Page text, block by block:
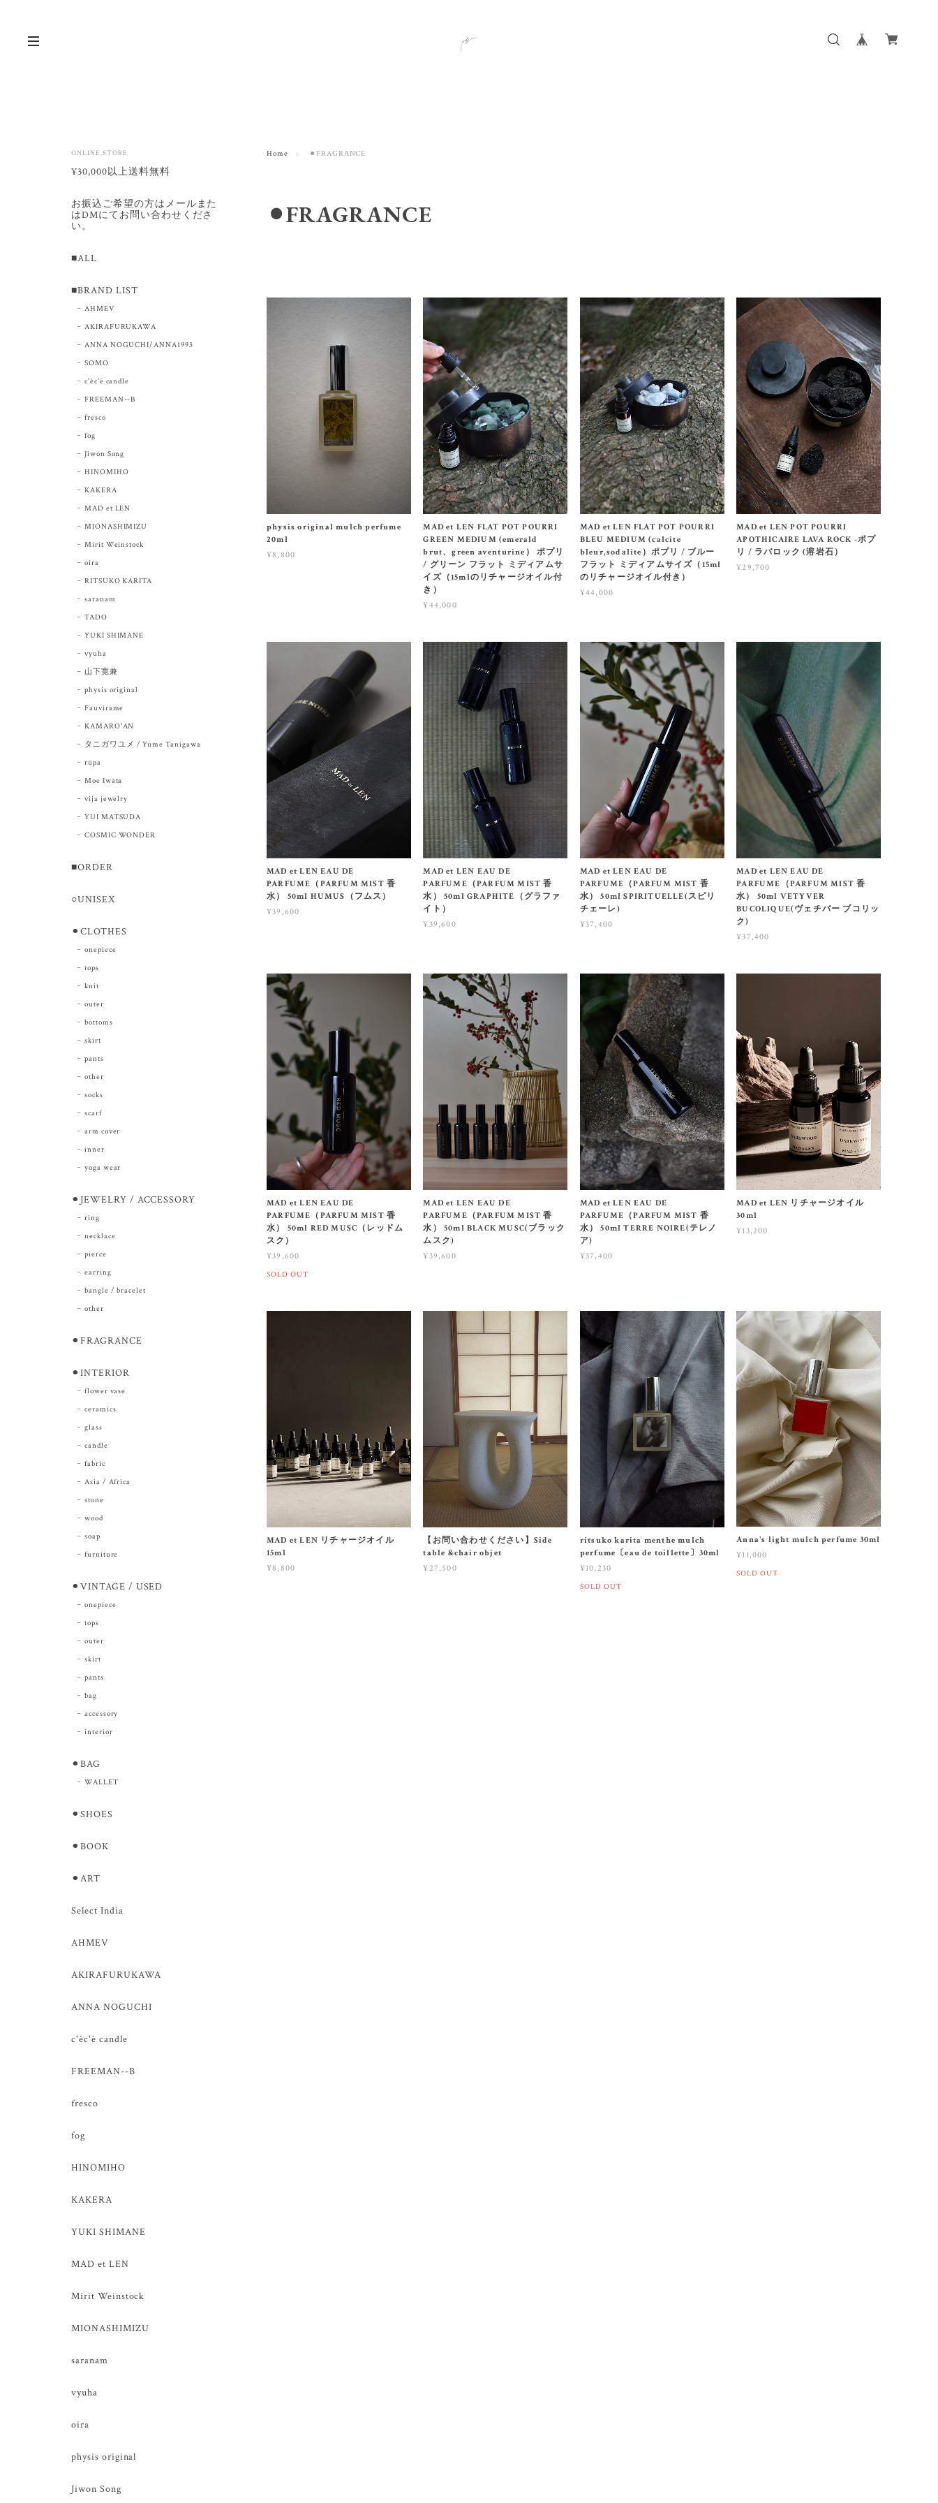
Home ⚫︎FRAGRANCE
⚫︎FRAGRANCE
physis original mulch perfume
20ml
¥8,800
MAD et LEN FLAT POT POURRI
GREEN MEDIUM (emerald
brut、green aventurine） ポプリ
/ グリーン フラット ミディアムサ
イズ（15mlのリチャージオイル付
き）
¥44,000
MAD et LEN FLAT POT POURRI
BLEU MEDIUM (calcite
bleur,sodalite）ポプリ / ブルー
フラット ミディアムサイズ（15ml
のリチャージオイル付き）
¥44,000
MAD et LEN POT POURRI
APOTHICAIRE LAVA ROCK -ポプ
リ / ラバロック (溶岩石）
¥29,700
MAD et LEN EAU DE
PARFUME（PARFUM MIST 香
水） 50ml HUMUS（フムス）
¥39,600
MAD et LEN EAU DE
PARFUME（PARFUM MIST 香
水） 50ml GRAPHITE（グラファ
イト）
¥39,600
MAD et LEN EAU DE
PARFUME（PARFUM MIST 香
水） 50ml SPIRITUELLE(スピリ
チェーレ)
¥37,400
MAD et LEN EAU DE
PARFUME（PARFUM MIST 香
水） 50ml VETYVER
BUCOLIQUE(ヴェチバー ブコリッ
ク)
¥37,400
MAD et LEN EAU DE
PARFUME（PARFUM MIST 香
水） 50ml RED MUSC（レッドム
スク）
¥39,600
SOLD OUT
MAD et LEN EAU DE
PARFUME（PARFUM MIST 香
水） 50ml BLACK MUSC(ブラック
ムスク)
¥39,600
MAD et LEN EAU DE
PARFUME（PARFUM MIST 香
水） 50ml TERRE NOIRE(テレノ
ア)
¥37,400
MAD et LEN リチャージオイル
30ml
¥13,200
MAD et LEN リチャージオイル
15ml
¥8,800
【お問い合わせください】Side
table &chair objet
¥27,500
ritsuko karita menthe mulch
perfume〔eau de toillette〕30ml
¥10,230
SOLD OUT
Anna's light mulch perfume 30ml
¥11,000
SOLD OUT
ONLINE STORE
¥30,000以上送料無料
お振込ご希望の方はメールまた
はDMにてお問い合わせくださ
い。
■ALL
■BRAND LIST
AHMEV
AKIRAFURUKAWA
ANNA NOGUCHI/ANNA1993
SOMO
c'èc'è candle
FREEMAN--B
fresco
fog
Jiwon Song
HINOMIHO
KAKERA
MAD et LEN
MIONASHIMIZU
Mirit Weinstock
oira
RITSUKO KARITA
saranam
TADO
YUKI SHIMANE
vyuha
山下寛兼
physis original
Fauvirame
KAMARO'AN
タニガワユメ / Yume Tanigawa
rūpa
Moe Iwata
vija jewelry
YUI MATSUDA
COSMIC WONDER
■ORDER
○UNISEX
⚫︎CLOTHES
onepiece
tops
knit
outer
bottoms
skirt
pants
other
socks
scarf
arm cover
inner
yoga wear
⚫︎JEWELRY / ACCESSORY
ring
necklace
pierce
earring
bangle / bracelet
other
⚫︎FRAGRANCE
⚫︎INTERIOR
flower vase
ceramics
glass
candle
fabric
Asia / Africa
stone
wood
soap
furniture
⚫︎VINTAGE / USED
onepiece
tops
outer
skirt
pants
bag
accessory
interior
⚫︎BAG
WALLET
⚫︎SHOES
⚫︎BOOK
⚫︎ART
Select India
AHMEV
AKIRAFURUKAWA
ANNA NOGUCHI
c'èc'è candle
FREEMAN--B
fresco
fog
HINOMIHO
KAKERA
YUKI SHIMANE
MAD et LEN
Mirit Weinstock
MIONASHIMIZU
saranam
vyuha
oira
physis original
Jiwon Song